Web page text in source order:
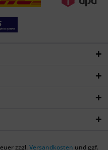
zzgl. Versandkosten und ggf.